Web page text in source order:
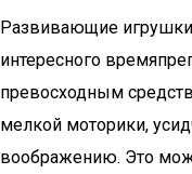
Развивающие игрушки
интересного
превосходным
мелкой моторики,
воображению. Это